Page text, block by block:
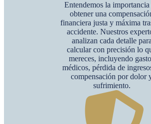
Entendemos la importancia
obtener una
financiera justa y máxima
accidente. Nuestros
analizan cada detalle
calcular con precisión lo
mereces, incluyendo
médicos, pérdida de
compensación por dolor
sufrimiento.